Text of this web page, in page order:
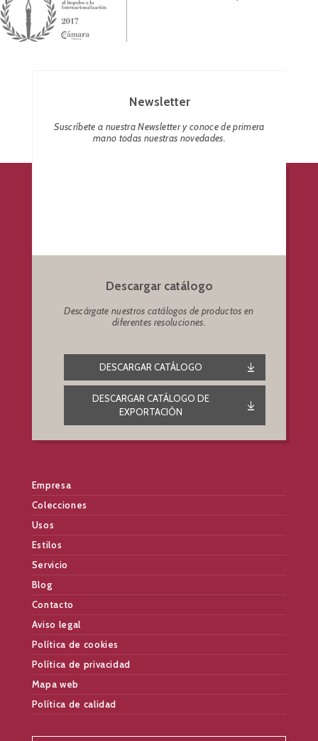
Newsletter
Suscríbete a nuestra Newsletter y conoce de primera
mano todas nuestras novedades.
Descargar catálogo
Descárgate nuestros catálogos de productos en
diferentes resoluciones.
DESCARGAR CATÁLOGO
DESCARGAR CATÁLOGO DE
EXPORTACIÓN
Empresa
Colecciones
Usos
Estilos
Servicio
Blog
Contacto
Aviso legal
Política de cookies
Política de privacidad
Mapa web
Política de calidad